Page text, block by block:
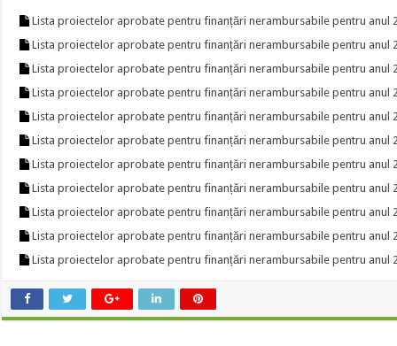
Lista proiectelor aprobate pentru finanțări nerambursabile pentru anul
Lista proiectelor aprobate pentru finanțări nerambursabile pentru anul
Lista proiectelor aprobate pentru finanțări nerambursabile pentru anul
Lista proiectelor aprobate pentru finanțări nerambursabile pentru anul
Lista proiectelor aprobate pentru finanțări nerambursabile pentru anul
Lista proiectelor aprobate pentru finanțări nerambursabile pentru anul
Lista proiectelor aprobate pentru finanțări nerambursabile pentru anul
Lista proiectelor aprobate pentru finanțări nerambursabile pentru anul
Lista proiectelor aprobate pentru finanțări nerambursabile pentru anul
Lista proiectelor aprobate pentru finanțări nerambursabile pentru anul
Lista proiectelor aprobate pentru finanțări nerambursabile pentru anul